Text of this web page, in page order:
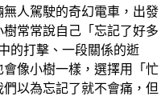
人駕駛的奇幻電車，出發
常常說自己「忘記了好多
的打擊、一段關係的逝
像小樹一樣，選擇用「忙
以為忘記了就不會痛，但